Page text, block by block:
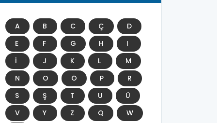
A B C Ç
D
E
F G H
I
İ
J K L
M
N
O Ö P
R
S
Ş T U
Ü
V
Y Z Q
W